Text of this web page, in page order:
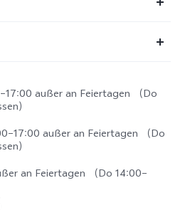
außer an Feiertagen （Do
）
außer an Feiertagen （Do
）
an Feiertagen （Do 14:00–